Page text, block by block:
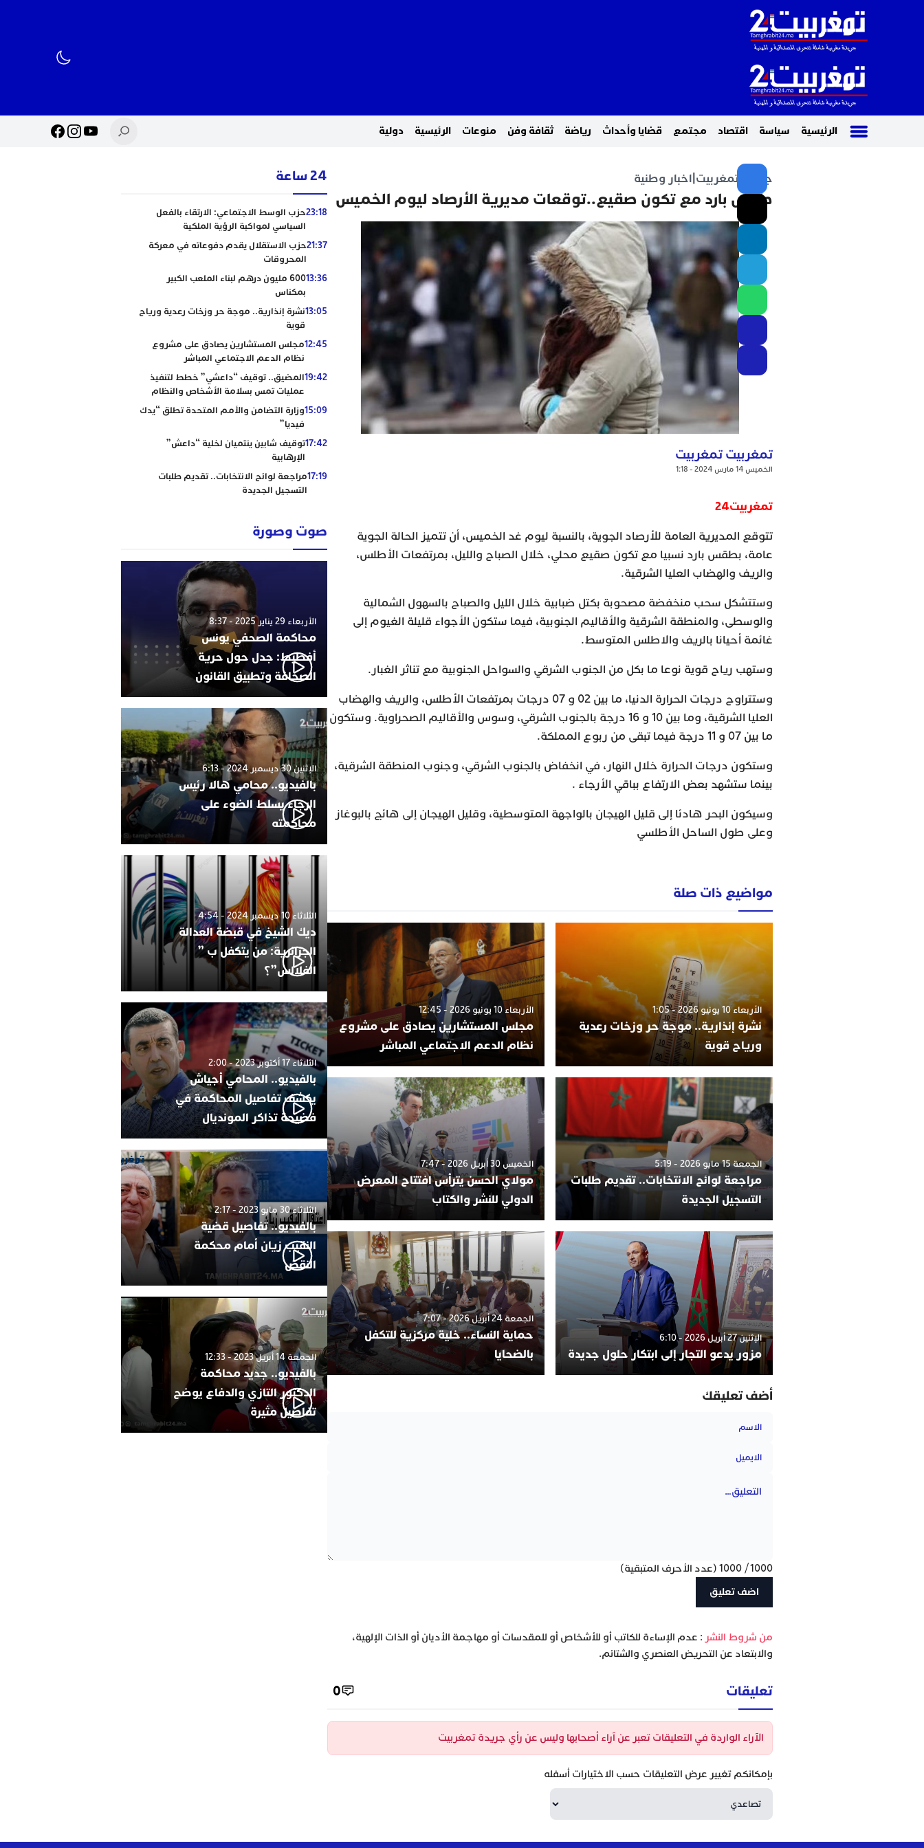
الرئيسية سياسة اقتصاد مجتمع قضايا وأحداث رياضة ثقافة وفن منوعات الرئيسية دولية
جريدة تمغربيت اخبار وطنية
طقس بارد مع تكون صقيع..توقعات مديرية الأرصاد ليوم الخميس
تمغربيت تمغربيت
الخميس 14 مارس 2024 - 1:18
تمغربيت24
تتوقع المديرية العامة للأرصاد الجوية، بالنسبة ليوم غد الخميس، أن تتميز الحالة الجوية
عامة، بطقس بارد نسبيا مع تكون صقيع محلي، خلال الصباح والليل، بمرتفعات الأطلس،
والريف والهضاب العليا الشرقية.
وستتشكل سحب منخفضة مصحوبة بكتل ضبابية خلال الليل والصباح بالسهول الشمالية
والوسطى، والمنطقة الشرقية والأقاليم الجنوبية، فيما ستكون الأجواء قليلة الغيوم إلى
غائمة أحيانا بالريف والاطلس المتوسط.
وستهب رياح قوية نوعا ما بكل من الجنوب الشرقي والسواحل الجنوبية مع تناثر الغبار.
وستتراوح درجات الحرارة الدنيا، ما بين 02 و 07 درجات بمرتفعات الأطلس، والريف والهضاب
العليا الشرقية، وما بين 10 و 16 درجة بالجنوب الشرقي، وسوس والأقاليم الصحراوية. وستكون
ما بين 07 و 11 درجة فيما تبقى من ربوع المملكة.
وستكون درجات الحرارة خلال النهار، في انخفاض بالجنوب الشرقي، وجنوب المنطقة الشرقية،
بينما ستشهد بعض الارتفاع بباقي الأرجاء .
وسيكون البحر هادئا إلى قليل الهيجان بالواجهة المتوسطية، وقليل الهيجان إلى هائج بالبوغاز
وعلى طول الساحل الأطلسي
مواضيع ذات صلة
الأربعاء 10 يونيو 2026 - 1:05
نشرة إنذارية.. موجة حر وزخات رعدية
ورياح قوية
الأربعاء 10 يونيو 2026 - 12:45
مجلس المستشارين يصادق على مشروع
نظام الدعم الاجتماعي المباشر
الجمعة 15 مايو 2026 - 5:19
مراجعة لوائح الانتخابات.. تقديم طلبات
التسجيل الجديدة
الخميس 30 أبريل 2026 - 7:47
مولاي الحسن يترأس افتتاح المعرض
الدولي للنشر والكتاب
الإثنين 27 أبريل 2026 - 6:10
مزور يدعو التجار إلى ابتكار حلول جديدة
الجمعة 24 أبريل 2026 - 7:07
حماية النساء.. خلية مركزية للتكفل
بالضحايا
أضف تعليقك
1000
/
1000 (عدد الأحرف المتبقية)
‫من شروط النشر : عدم الإساءة للكاتب أو للأشخاص أو للمقدسات أو مهاجمة الأديان أو الذات الإلهية،
والابتعاد عن التحريض العنصري والشتائم.
تعليقات 0
الآراء الواردة في التعليقات تعبر عن آراء أصحابها وليس عن رأي جريدة تمغربيت
بإمكانكم تغيير عرض التعليقات حسب الاختيارات أسفله
24 ساعة
23:18حزب الوسط الاجتماعي: الارتقاء بالفعل
السياسي لمواكبة الرؤية الملكية
21:37حزب الاستقلال يقدم دفوعاته في معركة
المحروقات
13:36
600 مليون درهم لبناء الملعب الكبير
بمكناس
13:05نشرة إنذارية.. موجة حر وزخات رعدية ورياح
قوية
12:45مجلس المستشارين يصادق على مشروع
نظام الدعم الاجتماعي المباشر
19:42المضيق.. توقيف “داعشي” خطط لتنفيذ
عمليات تمس بسلامة الأشخاص والنظام
15:09وزارة التضامن والأمم المتحدة تطلق “يدك
فيديا”
17:42توقيف شابين ينتميان لخلية “داعش”
الإرهابية
17:19مراجعة لوائح الانتخابات.. تقديم طلبات
التسجيل الجديدة
صوت وصورة
الأربعاء 29 يناير 2025 - 8:37
محاكمة الصحفي يونس
أفطيط: جدل حول حرية
الصحافة وتطبيق القانون
الإثنين 30 ديسمبر 2024 - 6:13
بالفيديو.. محامي هالا رئيس
الرجاء يسلط الضوء على
محاكمته
الثلاثاء 10 ديسمبر 2024 - 4:54
ديك الشيخ في قبضة العدالة
الجزائرية: من يتكفل ب ”
الفلالس”؟
الثلاثاء 17 أكتوبر 2023 - 2:00
بالفيديو.. المحامي أجياش
يكشف تفاصيل المحاكمة في
فضيحة تذاكر المونديال
الثلاثاء 30 مايو 2023 - 2:17
بالفيديو.. تفاصيل قضية
النقيب زيان أمام محكمة
النقض
الجمعة 14 أبريل 2023 - 12:33
بالفيديو.. جديد محاكمة
الدكتور التازي والدفاع يوضح
تفاصيل مثيرة